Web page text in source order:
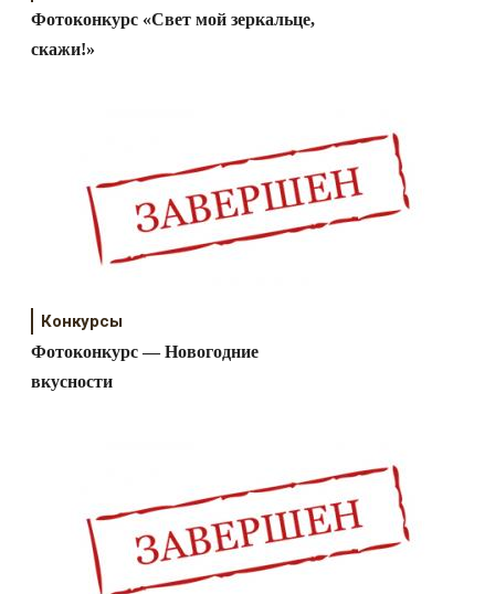
Фотоконкурс «Свет мой зеркальце,
скажи!»
Конкурсы
Фотоконкурс — Новогодние
вкусности